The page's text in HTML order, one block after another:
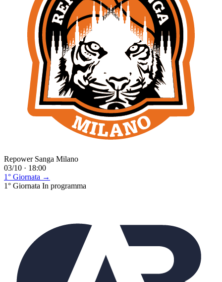
Repower Sanga Milano
03/10 · 18:00
1° Giornata →
1° Giornata In programma